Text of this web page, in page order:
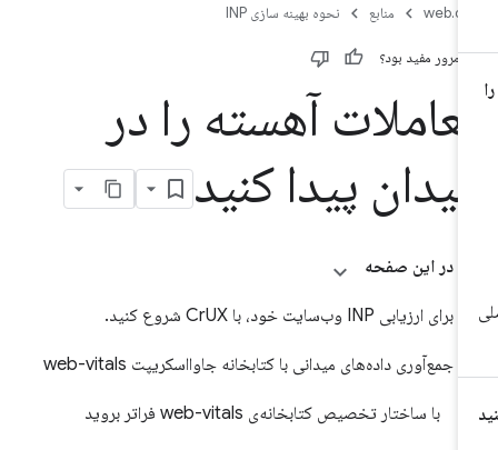
منابع نحوه بهینه سازی INP
مرور مفید بود؟
آهسته را در
پیدا کنید
در این صفحه
برای ارزیابی INP وب‌سایت خود، با CrUX شروع کنید.
جمع‌آوری داده‌های میدانی با کتابخانه جاوااسکریپت web-vitals
با ساختار تخصیص کتابخانه‌ی web-vitals فراتر بروید